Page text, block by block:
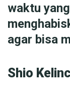
waktu
agar bisa
Shio